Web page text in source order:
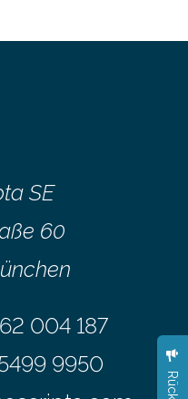
SE
60
004 187
9950